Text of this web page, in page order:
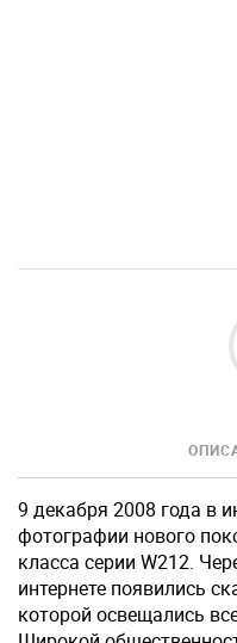
9 декабря 2008 года в
фотографии нового
класса серии W212.
интернете появились
которой освещались